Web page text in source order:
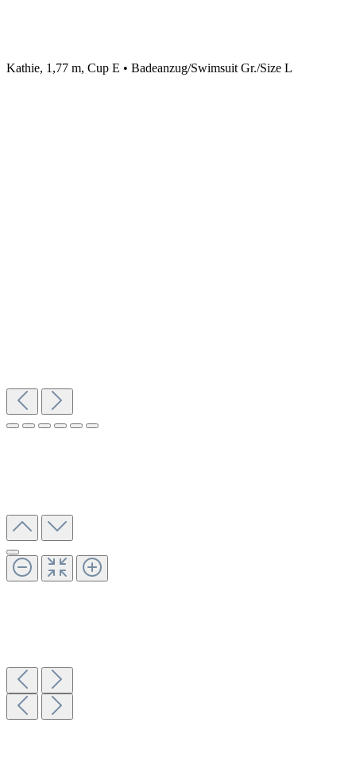
Kathie, 1,77 m, Cup E • Badeanzug/Swimsuit Gr./Size L